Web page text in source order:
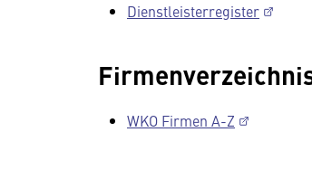
Dienstleisterregister
WKO Firmen A-Z